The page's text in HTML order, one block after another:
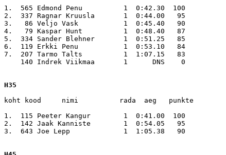
1.  565 Edmond Penu          1  0:42.30  100
2.  337 Ragnar Kruusla       1  0:44.00   95
3.   86 Veljo Vask           1  0:45.40   90
4.   79 Kaspar Hunt          1  0:48.40   87
5.  334 Sander Blehner       1  0:51.25   85
6.  119 Erkki Penu           1  0:53.10   84
7.  207 Tarmo Talts          1  1:07.15   83
    140 Indrek Viikmaa       1      DNS    0
H35
koht kood     nimi          rada  aeg   punkte
1.  115 Peeter Kangur        1  0:41.00  100
2.  142 Jaak Kanniste        1  0:54.05   95
3.  643 Joe Lepp             1  1:05.38   90